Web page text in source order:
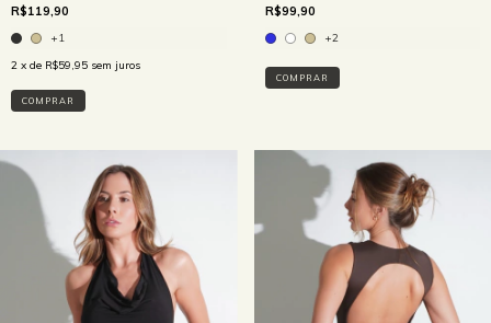
R$119,90
+1
2 x de R$59,95 sem juros
COMPRAR
R$99,90
+2
COMPRAR